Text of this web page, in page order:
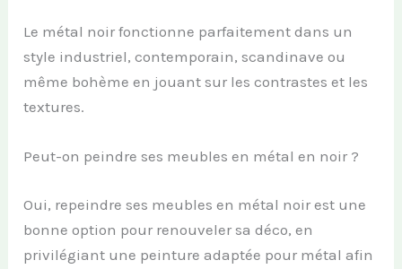
Le métal noir fonctionne parfaitement dans un
style industriel, contemporain, scandinave ou
même bohème en jouant sur les contrastes et les
textures.
Peut-on peindre ses meubles en métal en noir ?
Oui, repeindre ses meubles en métal noir est une
bonne option pour renouveler sa déco, en
privilégiant une peinture adaptée pour métal afin